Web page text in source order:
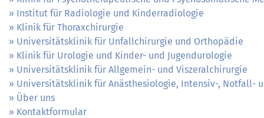
Institut für Radiologie und Kinderradiologie
Klinik für Thoraxchirurgie
Universitätsklinik für Unfallchirurgie und Orthopädie
Klinik für Urologie und Kinder- und Jugendurologie
Universitätsklinik für Allgemein- und Viszeralchirurgie
Universitätsklinik für Anästhesiologie, Intensiv-, Notfall-
Über uns
Kontaktformular